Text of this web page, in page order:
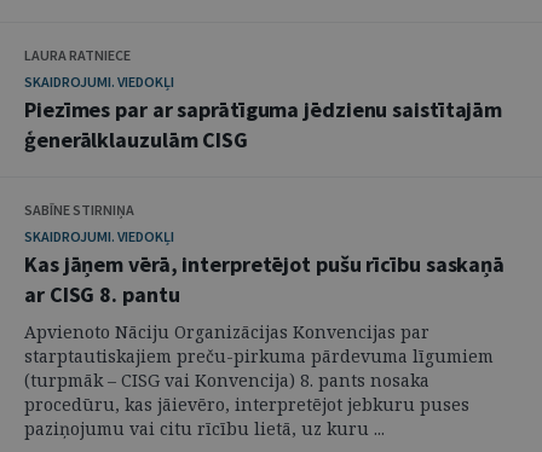
LAURA RATNIECE
SKAIDROJUMI. VIEDOKĻI
Piezīmes par ar saprātīguma jēdzienu saistītajām
ģenerālklauzulām CISG
SABĪNE STIRNIŅA
SKAIDROJUMI. VIEDOKĻI
Kas jāņem vērā, interpretējot pušu rīcību saskaņā
ar CISG 8. pantu
Apvienoto Nāciju Organizācijas Konvencijas par
starptautiskajiem preču-pirkuma pārdevuma līgumiem
(turpmāk – CISG vai Konvencija) 8. pants nosaka
procedūru, kas jāievēro, interpretējot jebkuru puses
paziņojumu vai citu rīcību lietā, uz kuru ...